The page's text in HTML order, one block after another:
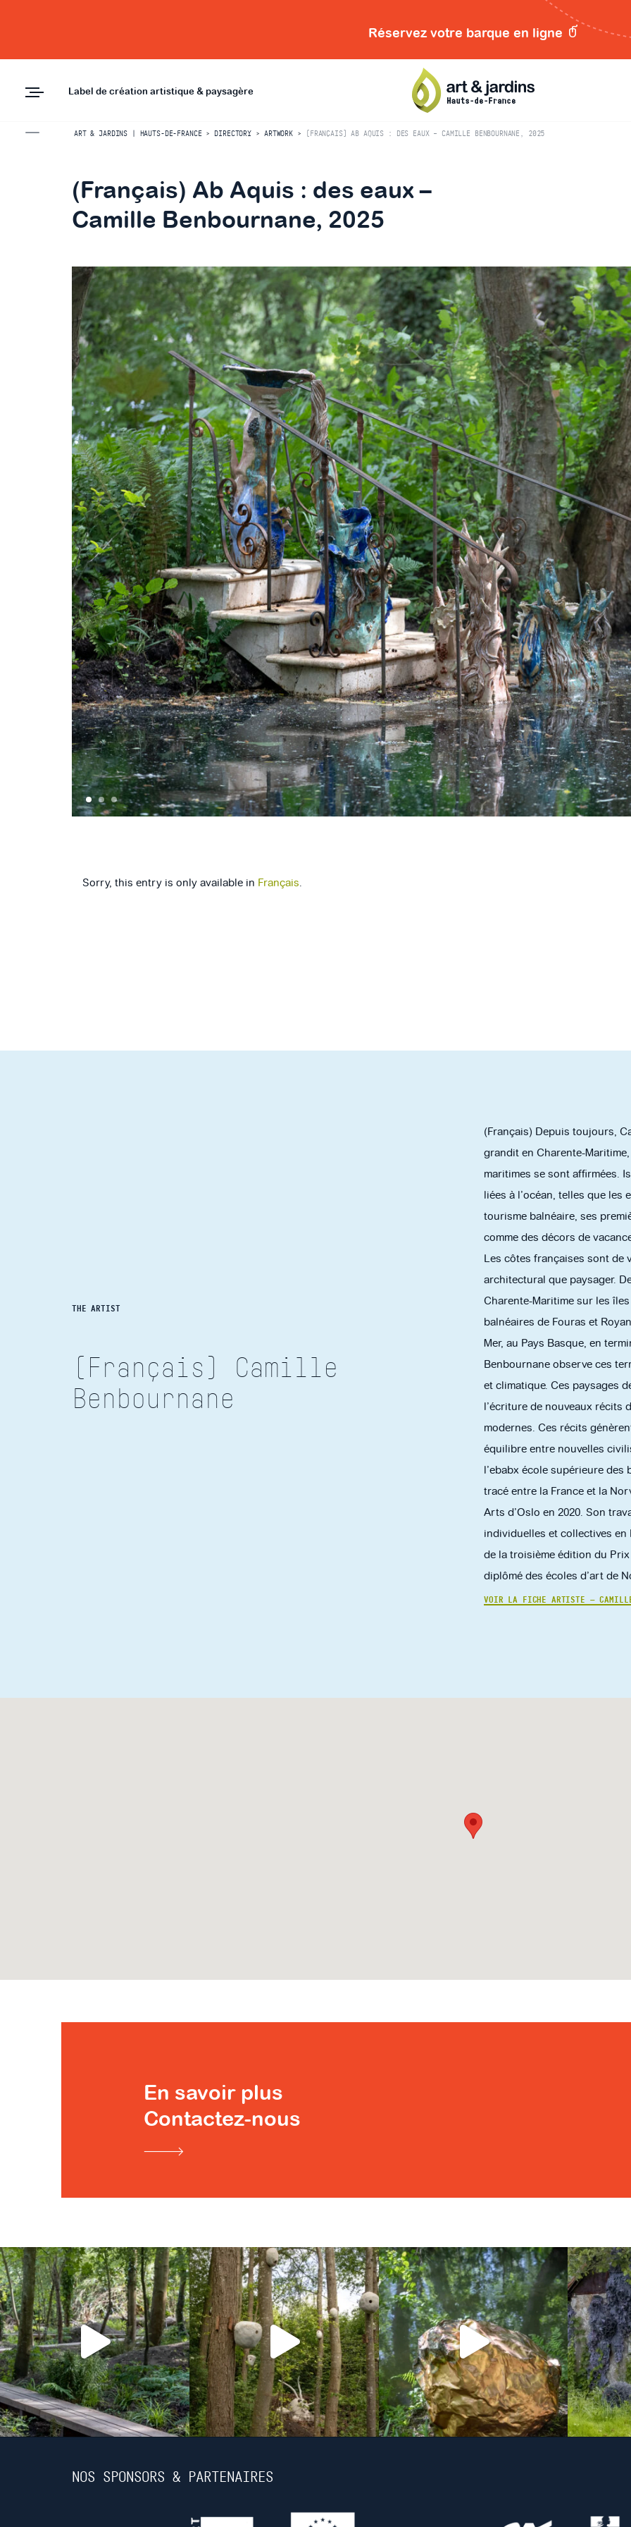
Réservez votre barque en ligne
Label de création artistique & paysagère
ART & JARDINS | HAUTS-DE-FRANCE> DIRECTORY >ARTWORK> (FRANÇAIS) AB AQUIS : DES EAUX – CAMILLE BENBOURNANE, 2025
(Français) Ab Aquis : des eaux –
Camille Benbournane, 2025
1 2 3
Sorry, this entry is only available in Français.
THE ARTIST
(Français) Camille
Benbournane
(Français) Depuis toujours,
grandit en Charente-
maritimes se sont affirmées.
liées à l’océan, telles que
tourisme balnéaire, ses
comme des décors de
Les côtes françaises sont de
architectural que paysager.
Charente-Maritime sur les
balnéaires de Fouras et
Mer, au Pays Basque, en
Benbournane observe ces
et climatique. Ces paysages
l’écriture de nouveaux récits
modernes. Ces récits
équilibre entre nouvelles
l’ebabx école supérieure des
tracé entre la France et la
Arts d’Oslo en 2020. Son
individuelles et collectives en
de la troisième édition du
diplômé des écoles d’art de
VOIR LA FICHE ARTISTE — CAMILLE
En savoir plus
Contactez-nous
NOS SPONSORS & PARTENAIRES